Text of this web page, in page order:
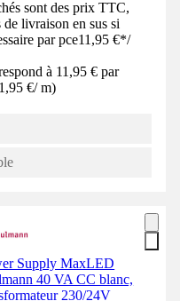
sont des prix TTC,
de livraison en sus si
par pce11,95 €*/
à 11,95 € par
€/ m)
Supply MaxLED
40 VA CC blanc,
230/24V